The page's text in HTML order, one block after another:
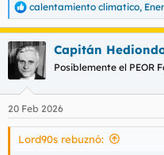
R
e
a
c
c
e
s
calentamiento climatico,
Capitán
Posiblemente el PEOR
20 Feb 2026
Lord90s rebuznó: